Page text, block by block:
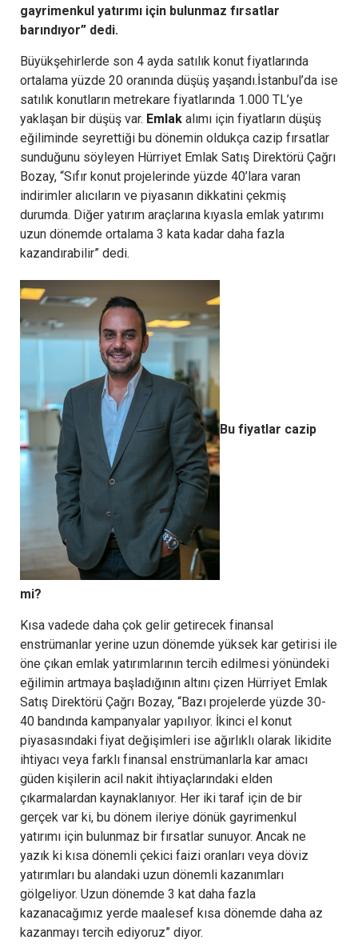
gayrimenkul yatırımı için bulunmaz fırsatlar
barındıyor” dedi.
Büyükşehirlerde son 4 ayda satılık konut fiyatlarında
ortalama yüzde 20 oranında düşüş yaşandı.İstanbul’da ise
satılık konutların metrekare fiyatlarında 1.000 TL’ye
yaklaşan bir düşüş var. Emlak alımı için fiyatların düşüş
eğiliminde seyrettiği bu dönemin oldukça cazip fırsatlar
sunduğunu söyleyen Hürriyet Emlak Satış Direktörü Çağrı
Bozay, “Sıfır konut projelerinde yüzde 40’lara varan
indirimler alıcıların ve piyasanın dikkatini çekmiş
durumda. Diğer yatırım araçlarına kıyasla emlak yatırımı
uzun dönemde ortalama 3 kata kadar daha fazla
kazandırabilir” dedi.
Bu fiyatlar cazip
mi?
Kısa vadede daha çok gelir getirecek finansal
enstrümanlar yerine uzun dönemde yüksek kar getirisi ile
öne çıkan emlak yatırımlarının tercih edilmesi yönündeki
eğilimin artmaya başladığının altını çizen Hürriyet Emlak
Satış Direktörü Çağrı Bozay, “Bazı projelerde yüzde 30-
40 bandında kampanyalar yapılıyor. İkinci el konut
piyasasındaki fiyat değişimleri ise ağırlıklı olarak likidite
ihtiyacı veya farklı finansal enstrümanlarla kar amacı
güden kişilerin acil nakit ihtiyaçlarındaki elden
çıkarmalardan kaynaklanıyor. Her iki taraf için de bir
gerçek var ki, bu dönem ileriye dönük gayrimenkul
yatırımı için bulunmaz bir fırsatlar sunuyor. Ancak ne
yazık ki kısa dönemli çekici faizi oranları veya döviz
yatırımları bu alandaki uzun dönemli kazanımları
gölgeliyor. Uzun dönemde 3 kat daha fazla
kazanacağımız yerde maalesef kısa dönemde daha az
kazanmayı tercih ediyoruz” diyor.